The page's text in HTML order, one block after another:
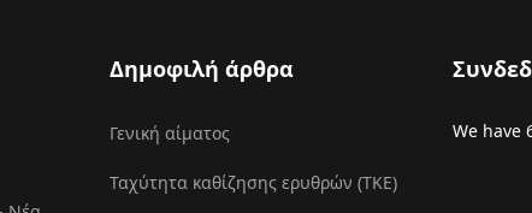
Δημοφιλή άρθρα
Γενική αίματος
Ταχύτητα καθίζησης ερυθρών (ΤΚΕ)
We have